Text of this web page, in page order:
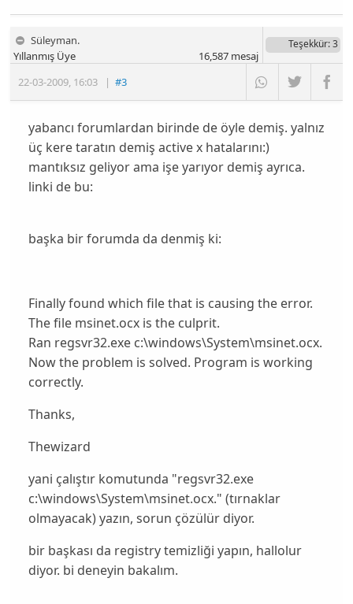
Süleyman.
22-03-2009, 16:03 |#3
Yıllanmış Üye
Teşekkür: 3
16,587mesaj
yabancı forumlardan birinde de öyle demiş. yalnız
üç kere taratın demiş active x hatalarını:)
mantıksız geliyor ama işe yarıyor demiş ayrıca.
linki de bu:
başka bir forumda da denmiş ki:
Finally found which file that is causing the error.
The file msinet.ocx is the culprit.
Ran regsvr32.exe c:\windows\System\msinet.ocx.
Now the problem is solved. Program is working
correctly.
Thanks,
Thewizard
yani çalıştır komutunda "regsvr32.exe
c:\windows\System\msinet.ocx." (tırnaklar
olmayacak) yazın, sorun çözülür diyor.
bir başkası da registry temizliği yapın, hallolur
diyor. bi deneyin bakalım.